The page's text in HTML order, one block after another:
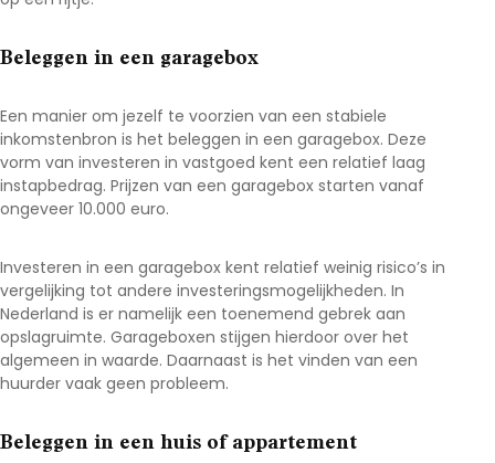
Beleggen in een garagebox
Een manier om jezelf te voorzien van een stabiele
inkomstenbron is het beleggen in een garagebox. Deze
vorm van investeren in vastgoed kent een relatief laag
instapbedrag. Prijzen van een garagebox starten vanaf
ongeveer 10.000 euro.
Investeren in een garagebox kent relatief weinig risico’s in
vergelijking tot andere investeringsmogelijkheden. In
Nederland is er namelijk een toenemend gebrek aan
opslagruimte. Garageboxen stijgen hierdoor over het
algemeen in waarde. Daarnaast is het vinden van een
huurder vaak geen probleem.
Beleggen in een huis of appartement